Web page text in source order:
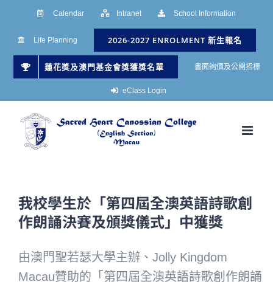
Calendar Intranet School Information
Life Planning 2026-2027 ENROLMENT 新生報名
蓮花獎及澳門基金會獎獲獎名單 書面詢價及公開招標
eClass Login
我校學生於「第四屆全澳英語詩歌創
作朗誦決賽及頒獎儀式」中獲獎
由澳門聖若瑟大學主辦、Jolly Kingdom
Macau贊助的「第四屆全澳英語詩歌創作朗誦